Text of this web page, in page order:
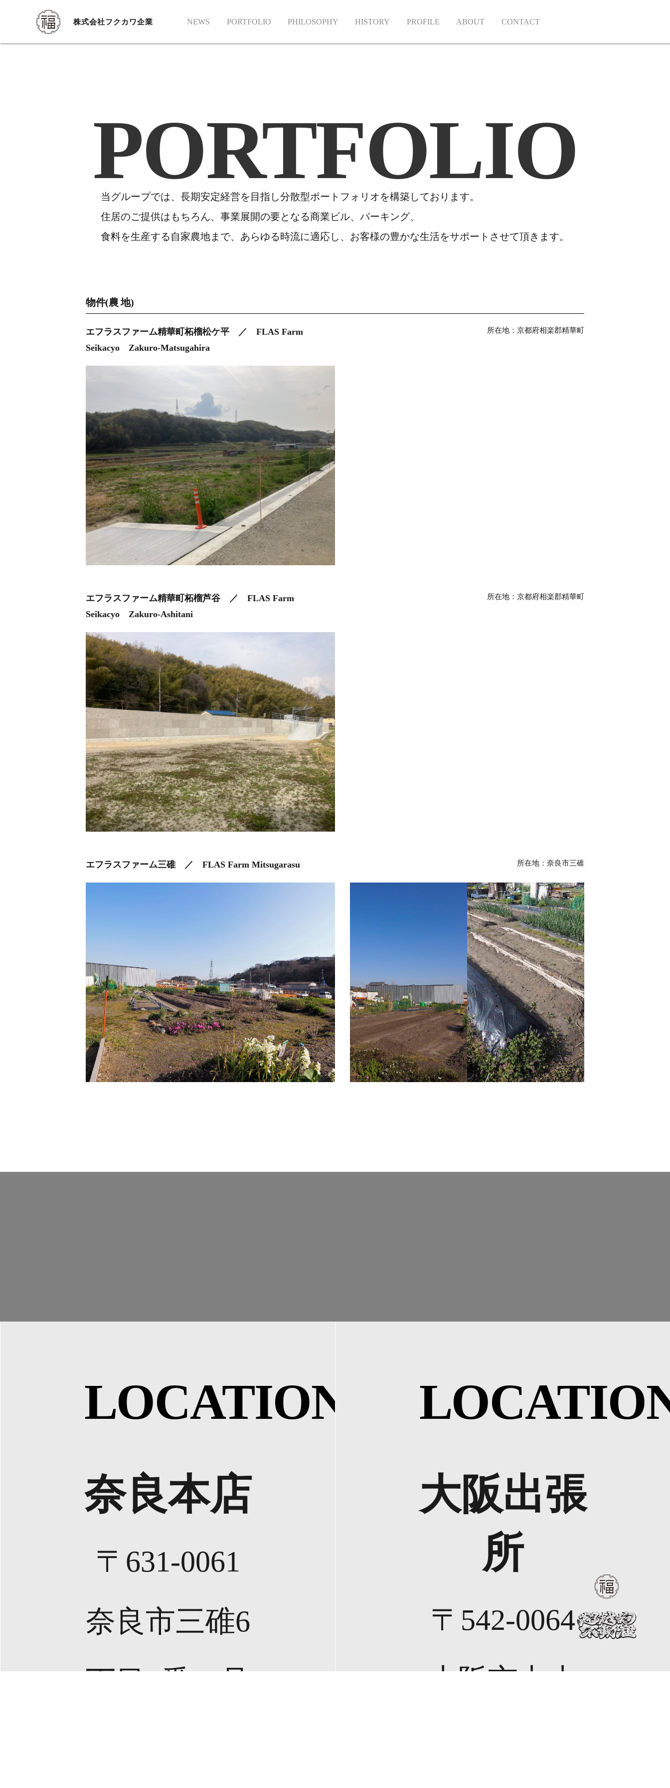
株式会社フクカワ企業 NEWS PORTFOLIO PHILOSOPHY HISTORY PROFILE ABOUT CONTACT
PORTFOLIO
当グループでは、長期安定経営を目指し分散型ポートフォリオを構築しております。
住居のご提供はもちろん、事業展開の要となる商業ビル、パーキング、
食料を生産する自家農地まで、あらゆる時流に適応し、お客様の豊かな生活をサポートさせて頂きます。
物件(農 地)
エフラスファーム精華町柘榴松ケ平 ／ FLAS Farm
Seikacyo Zakuro-Matsugahira
所在地： 京都府相楽郡精華町
エフラスファーム精華町柘榴芦谷 ／ FLAS Farm
Seikacyo Zakuro-Ashitani
所在地： 京都府相楽郡精華町
エフラスファーム三碓 ／ FLAS Farm Mitsugarasu 所在地： 奈良市三碓
LOCATION
奈良本店
〒631-0061
奈良市三碓6
丁目6番13号
大阪出張
所
〒542-0064
大阪市中央